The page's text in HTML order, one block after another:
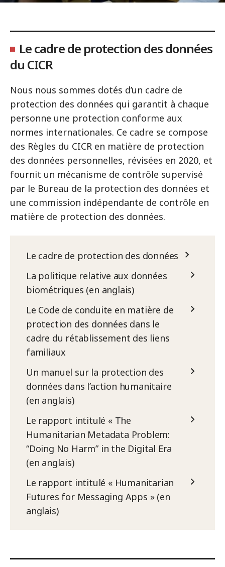
Le cadre de protection des données
du CICR
Nous nous sommes dotés d’un cadre de
protection des données qui garantit à chaque
personne une protection conforme aux
normes internationales. Ce cadre se compose
des Règles du CICR en matière de protection
des données personnelles, révisées en 2020, et
fournit un mécanisme de contrôle supervisé
par le Bureau de la protection des données et
une commission indépendante de contrôle en
matière de protection des données.
Le cadre de protection des données
La politique relative aux données
biométriques (en anglais)
Le Code de conduite en matière de
protection des données dans le
cadre du rétablissement des liens
familiaux
Un manuel sur la protection des
données dans l’action humanitaire
(en anglais)
Le rapport intitulé « The
Humanitarian Metadata Problem:
“Doing No Harm” in the Digital Era
(en anglais)
Le rapport intitulé « Humanitarian
Futures for Messaging Apps » (en
anglais)